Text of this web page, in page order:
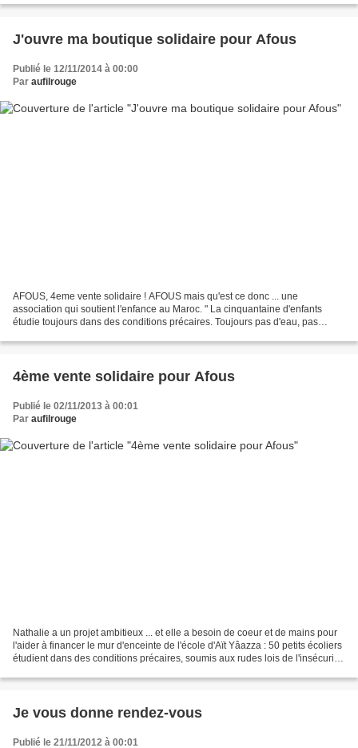
J'ouvre ma boutique solidaire pour Afous
Publié le 12/11/2014 à 00:00
Par aufilrouge
AFOUS, 4eme vente solidaire ! AFOUS mais qu'est ce donc ... une
association qui soutient l'enfance au Maroc. " La cinquantaine d'enfants
étudie toujours dans des conditions précaires. Toujours pas d'eau, pas
4ème vente solidaire pour Afous
Publié le 02/11/2013 à 00:01
Par aufilrouge
Nathalie a un projet ambitieux ... et elle a besoin de coeur et de mains pour
l'aider à financer le mur d'enceinte de l'école d'Aït Yâazza : 50 petits écoliers
étudient dans des conditions précaires, soumis aux rudes lois de l'insécurité.
Je vous donne rendez-vous
Publié le 21/11/2012 à 00:01